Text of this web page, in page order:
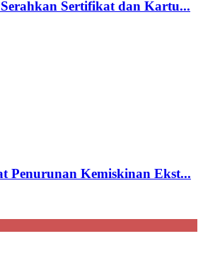
Sertifikat dan Kartu...
Penurunan Kemiskinan Ekst...